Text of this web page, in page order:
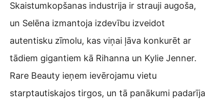
Skaistumkopšanas industrija ir strauji augoša,
un Selēna izmantoja izdevību izveidot
autentisku zīmolu, kas viņai ļāva konkurēt ar
tādiem gigantiem kā Rihanna un Kylie Jenner.
Rare Beauty ieņem ievērojamu vietu
starptautiskajos tirgos, un tā panākumi padarīja